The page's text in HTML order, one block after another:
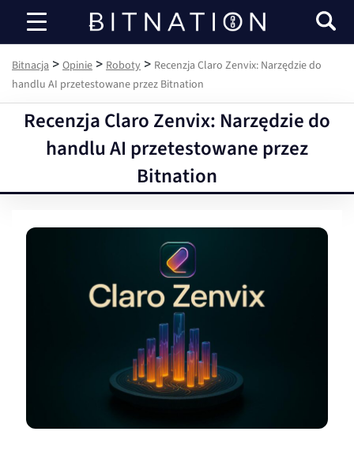
Bitnacja
Bitnacja > Opinie > Roboty > Recenzja Claro Zenvix: Narzędzie do
handlu AI przetestowane przez Bitnation
Recenzja Claro Zenvix: Narzędzie do
handlu AI przetestowane przez
Bitnation